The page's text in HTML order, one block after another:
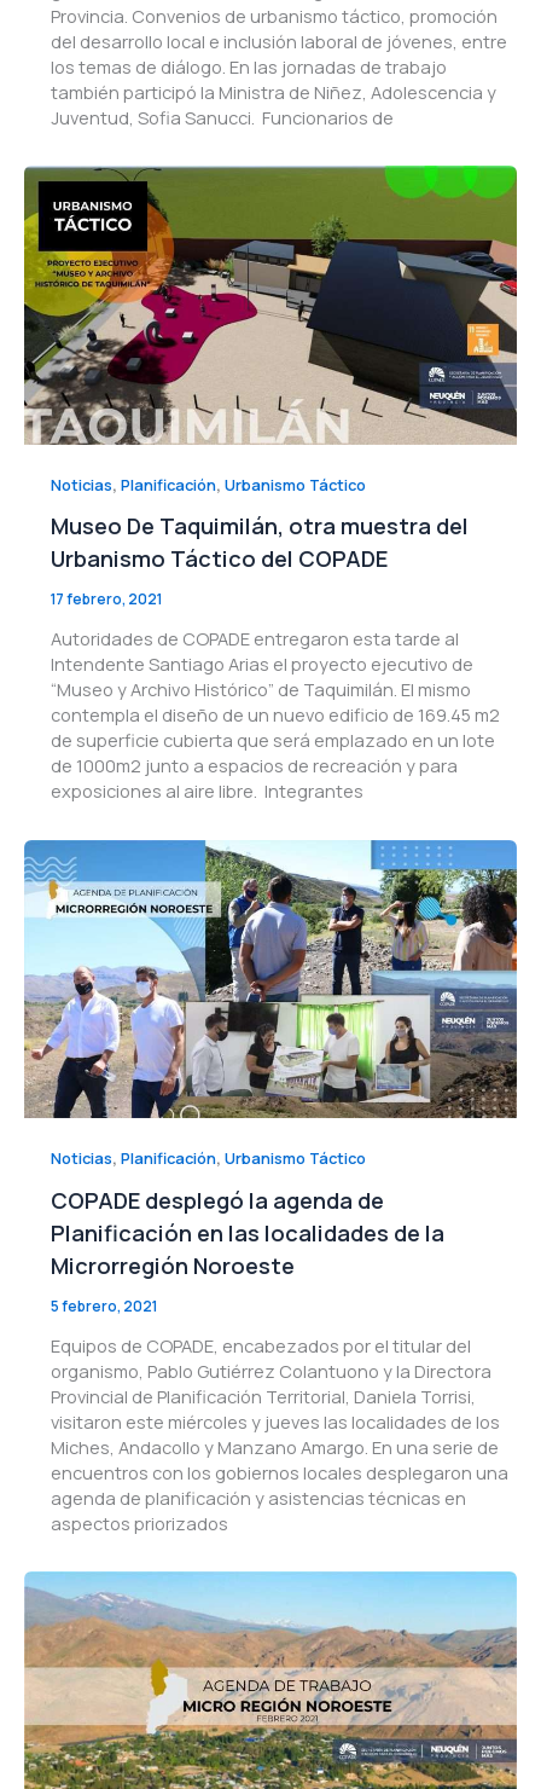
Provincia. Convenios de urbanismo táctico, promoción
del desarrollo local e inclusión laboral de jóvenes, entre
los temas de diálogo. En las jornadas de trabajo
también participó la Ministra de Niñez, Adolescencia y
Juventud, Sofia Sanucci. Funcionarios de
Noticias, Planificación, Urbanismo Táctico
Museo De Taquimilán, otra muestra del
Urbanismo Táctico del COPADE
17 febrero, 2021
Autoridades de COPADE entregaron esta tarde al
Intendente Santiago Arias el proyecto ejecutivo de
“Museo y Archivo Histórico” de Taquimilán. El mismo
contempla el diseño de un nuevo edificio de 169.45 m2
de superficie cubierta que será emplazado en un lote
de 1000m2 junto a espacios de recreación y para
exposiciones al aire libre. Integrantes
Noticias, Planificación, Urbanismo Táctico
COPADE desplegó la agenda de
Planificación en las localidades de la
Microrregión Noroeste
5 febrero, 2021
Equipos de COPADE, encabezados por el titular del
organismo, Pablo Gutiérrez Colantuono y la Directora
Provincial de Planificación Territorial, Daniela Torrisi,
visitaron este miércoles y jueves las localidades de los
Miches, Andacollo y Manzano Amargo. En una serie de
encuentros con los gobiernos locales desplegaron una
agenda de planificación y asistencias técnicas en
aspectos priorizados